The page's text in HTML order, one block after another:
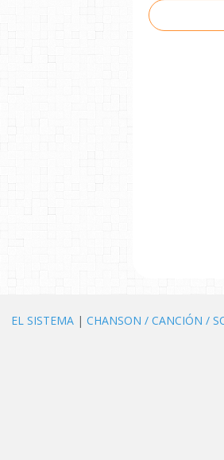
EL SISTEMA| CHANSON / CANCIÓN /